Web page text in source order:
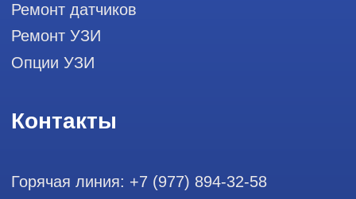
право воспользоваться статьей 146 УК РФ при нарушении
ООО "РЭЙЛИНК" ИНН 9701168181 ОГРН 1207700492581,
111033, город Москва, Вн. Тер. Муниципальный округ
Политика конфиденциальности